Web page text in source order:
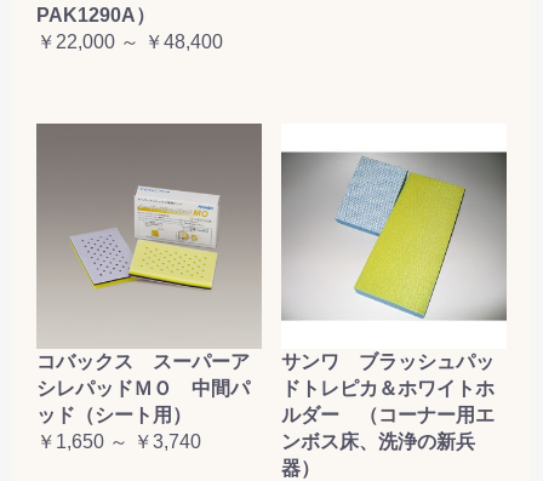
PAK1290A）
￥22,000 ～ ￥48,400
コバックス スーパーア
シレパッドＭＯ 中間パ
ッド（シート用）
￥1,650 ～ ￥3,740
サンワ ブラッシュパッ
ドトレピカ＆ホワイトホ
ルダー （コーナー用エ
ンボス床、洗浄の新兵
器）